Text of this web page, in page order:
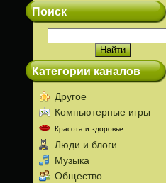
Поиск
Категории каналов
Другое
Компьютерные игры
Красота и здоровье
Люди и блоги
Музыка
Общество